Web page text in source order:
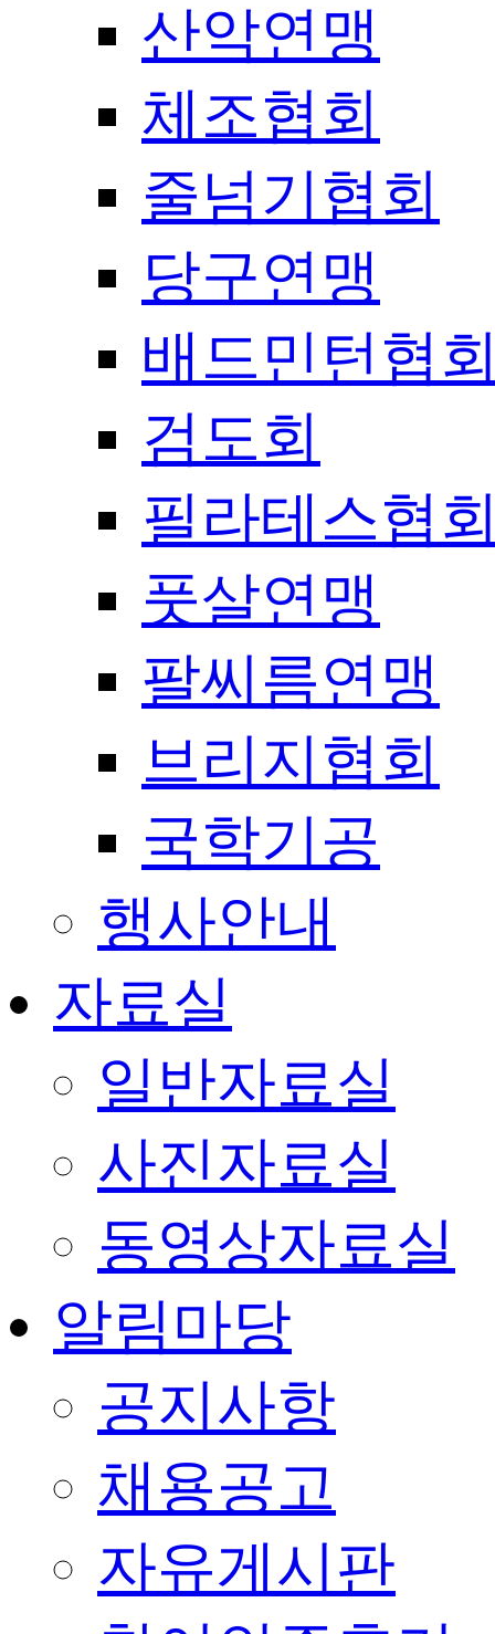
산악연맹
체조협회
줄넘기협회
당구연맹
배드민턴협
검도회
필라테스협
풋살연맹
팔씨름연맹
브리지협회
국학기공
행사안내
자료실
일반자료실
사진자료실
동영상자료실
알림마당
공지사항
채용공고
자유게시판